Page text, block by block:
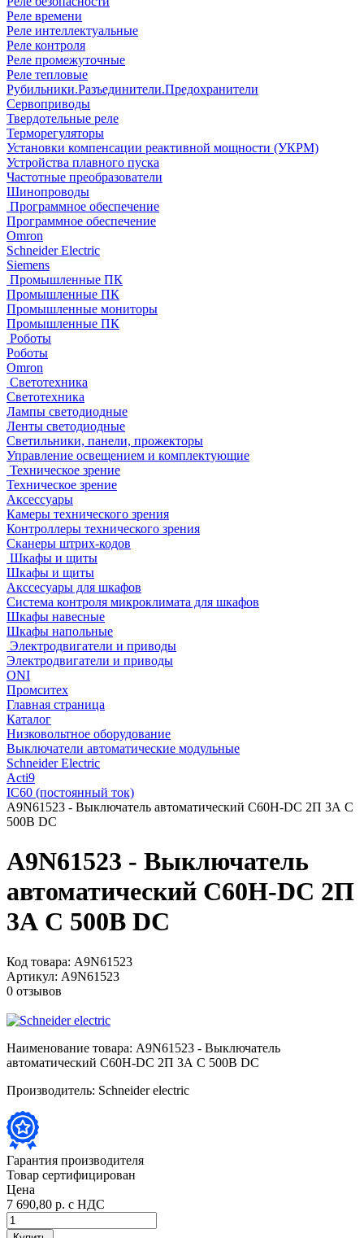
Реле времени
Реле интеллектуальные
Реле контроля
Реле промежуточные
Реле тепловые
Рубильники.Разъединители.Предохранители
Сервоприводы
Твердотельные реле
Терморегуляторы
Установки компенсации реактивной мощности (УКРМ)
Устройства плавного пуска
Частотные преобразователи
Шинопроводы
Программное обеспечение
Программное обеспечение
Omron
Schneider Electric
Siemens
Промышленные ПК
Промышленные ПК
Промышленные мониторы
Промышленные ПК
Роботы
Роботы
Omron
Светотехника
Светотехника
Лампы светодиодные
Ленты светодиодные
Светильники, панели, прожекторы
Управление освещением и комплектующие
Техническое зрение
Техническое зрение
Аксессуары
Камеры технического зрения
Контроллеры технического зрения
Сканеры штрих-кодов
Шкафы и щиты
Шкафы и щиты
Акссесуары для шкафов
Система контроля микроклимата для шкафов
Шкафы навесные
Шкафы напольные
Электродвигатели и приводы
Электродвигатели и приводы
ONI
Промситех
Главная страница
Каталог
Низковольтное оборудование
Выключатели автоматические модульные
Schneider Electric
Acti9
IC60 (постоянный ток)
A9N61523 - Выключатель автоматический C60H-DC 2П 3А C
500В DC
A9N61523 - Выключатель
автоматический C60H-DC 2П
3А C 500В DC
Код товара: A9N61523
Артикул: A9N61523
0 отзывов
Наименование товара: A9N61523 - Выключатель
автоматический C60H-DC 2П 3А C 500В DC
Производитель: Schneider electric
Гарантия производителя
Товар сертифицирован
Цена
7 690,80 р. с НДС